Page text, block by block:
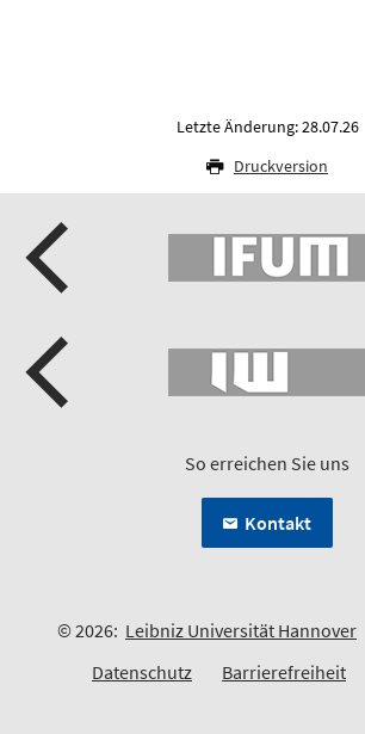
Letzte Änderung: 28.07.26
Druckversion
So erreichen Sie uns
Kontakt
© 2026: Leibniz Universität Hannover
Datenschutz
Barrierefreiheit